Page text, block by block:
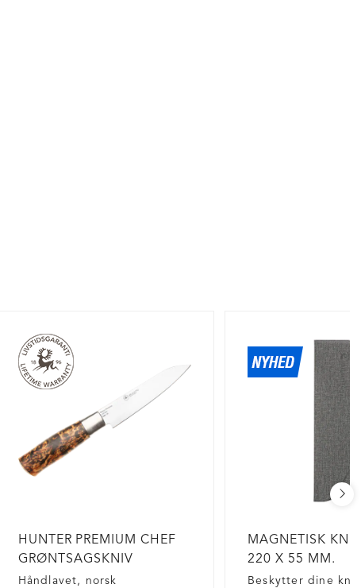
HUNTER PREMIUM CHEF
GRØNTSAGSKNIV
Håndlavet, norsk
MAGNETISK
220 X 55 MM.
Beskytter dine